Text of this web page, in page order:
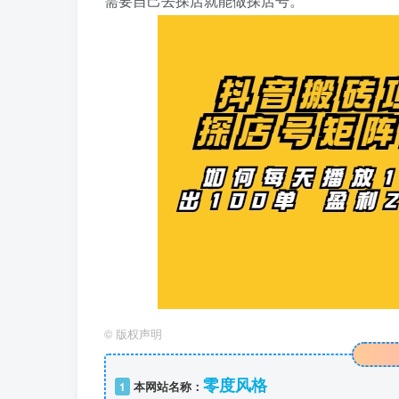
© 版权声明
1 本网站名称： 零度风格